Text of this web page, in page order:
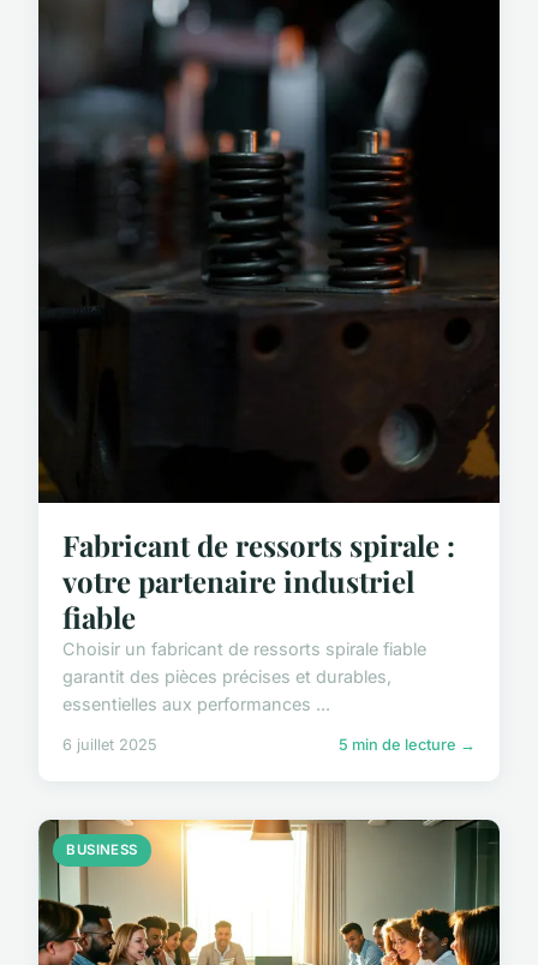
Fabricant de ressorts spirale :
votre partenaire industriel
fiable
Choisir un fabricant de ressorts spirale fiable
garantit des pièces précises et durables,
essentielles aux performances ...
6 juillet 2025 5 min de lecture →
BUSINESS